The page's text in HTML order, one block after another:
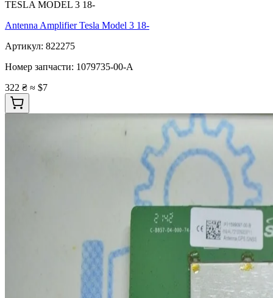
TESLA MODEL 3 18-
Antenna Amplifier Tesla Model 3 18-
Артикул: 822275
Номер запчасти: 1079735-00-A
322 ₴ ≈ $7